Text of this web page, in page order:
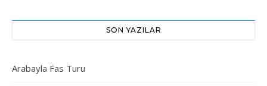
SON YAZILAR
Arabayla Fas Turu